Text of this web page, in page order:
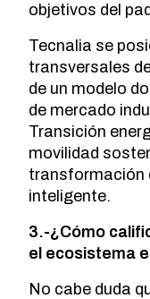
objetivos del
Tecnalia se
transversales
de un modelo
de mercado
Transición
movilidad
transformación
inteligente.
3.-¿Cómo
el ecosistema
No cabe duda